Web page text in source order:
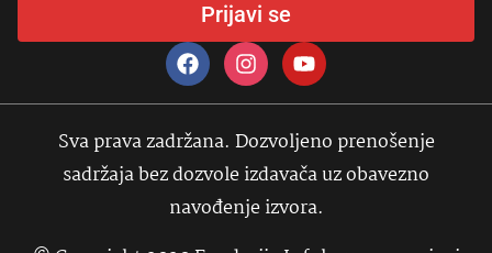
Prijavi se
Sva prava zadržana. Dozvoljeno prenošenje
sadržaja bez dozvole izdavača uz obavezno
navođenje izvora.